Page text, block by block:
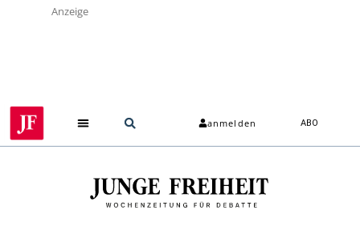
Anzeige
anmelden ABO